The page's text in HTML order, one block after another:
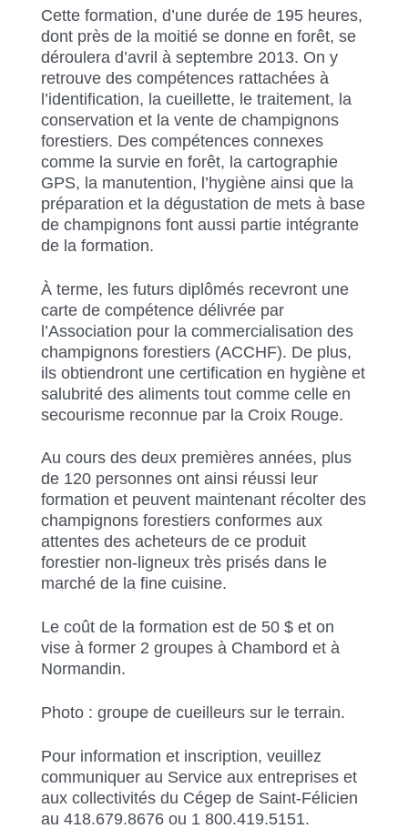
Cette formation, d’une durée de 195 heures,
dont près de la moitié se donne en forêt, se
déroulera d’avril à septembre 2013. On y
retrouve des compétences rattachées à
l’identification, la cueillette, le traitement, la
conservation et la vente de champignons
forestiers. Des compétences connexes
comme la survie en forêt, la cartographie
GPS, la manutention, l’hygiène ainsi que la
préparation et la dégustation de mets à base
de champignons font aussi partie intégrante
de la formation.
À terme, les futurs diplômés recevront une
carte de compétence délivrée par
l’Association pour la commercialisation des
champignons forestiers (ACCHF). De plus,
ils obtiendront une certification en hygiène et
salubrité des aliments tout comme celle en
secourisme reconnue par la Croix Rouge.
Au cours des deux premières années, plus
de 120 personnes ont ainsi réussi leur
formation et peuvent maintenant récolter des
champignons forestiers conformes aux
attentes des acheteurs de ce produit
forestier non-ligneux très prisés dans le
marché de la fine cuisine.
Le coût de la formation est de 50 $ et on
vise à former 2 groupes à Chambord et à
Normandin.
Photo : groupe de cueilleurs sur le terrain.
Pour information et inscription, veuillez
communiquer au Service aux entreprises et
aux collectivités du Cégep de Saint-Félicien
au 418.679.8676 ou 1 800.419.5151.